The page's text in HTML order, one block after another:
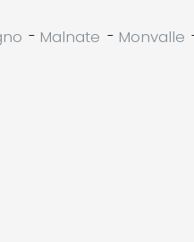
- Malnate - Monvalle